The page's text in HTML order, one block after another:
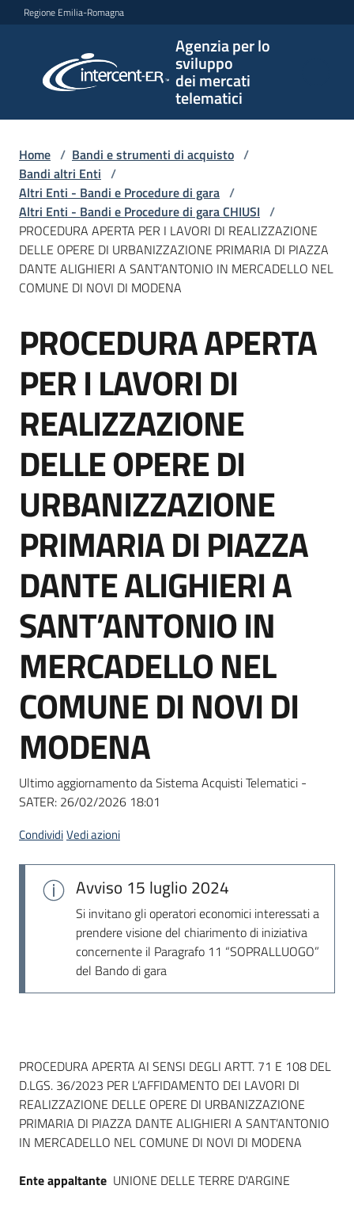
Vai al contenuto
Vai alla navigazione
Vai al footer
Regione Emilia-Romagna
Agenzia per lo
sviluppo
dei mercati
telematici
per lo
sviluppo
telematici
L'Agenzia
Bandi
strumenti
di
Supporto
Piattaforme
telematiche
English
site
Seguici
su
Home / Bandi e strumenti di acquisto /
Bandi altri Enti /
Altri Enti - Bandi e Procedure di gara /
Altri Enti - Bandi e Procedure di gara CHIUSI /
PROCEDURA APERTA PER I LAVORI DI REALIZZAZIONE
DELLE OPERE DI URBANIZZAZIONE PRIMARIA DI PIAZZA
DANTE ALIGHIERI A SANT’ANTONIO IN MERCADELLO NEL
COMUNE DI NOVI DI MODENA
Salta al contenuto
PROCEDURA APERTA
PER I LAVORI DI
REALIZZAZIONE
DELLE OPERE DI
URBANIZZAZIONE
PRIMARIA DI PIAZZA
DANTE ALIGHIERI A
SANT’ANTONIO IN
MERCADELLO NEL
COMUNE DI NOVI DI
MODENA
Ultimo aggiornamento da Sistema Acquisti Telematici -
SATER: 26/02/2026 18:01
CondividiVedi azioni
Avviso 15 luglio 2024
Si invitano gli operatori economici interessati a
prendere visione del chiarimento di iniziativa
concernente il Paragrafo 11 “SOPRALLUOGO”
del Bando di gara
Dati del bando
PROCEDURA APERTA AI SENSI DEGLI ARTT. 71 E 108 DEL
D.LGS. 36/2023 PER L’AFFIDAMENTO DEI LAVORI DI
REALIZZAZIONE DELLE OPERE DI URBANIZZAZIONE
PRIMARIA DI PIAZZA DANTE ALIGHIERI A SANT’ANTONIO
IN MERCADELLO NEL COMUNE DI NOVI DI MODENA
Ente appaltante UNIONE DELLE TERRE D'ARGINE